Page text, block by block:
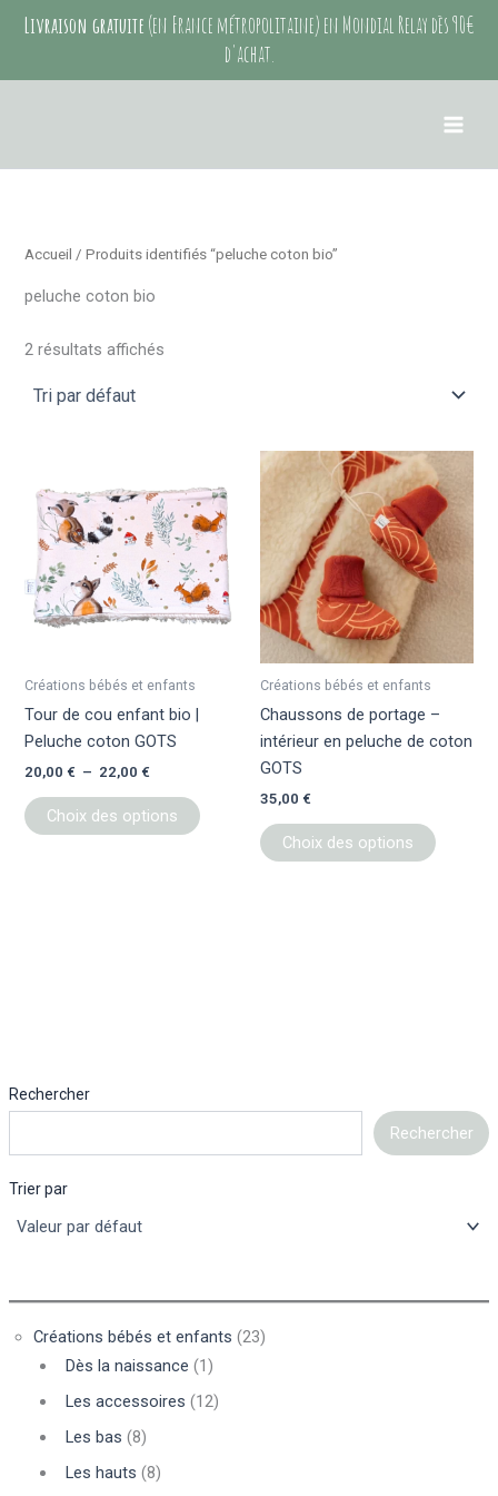
Livraison gratuite (en France métropolitaine) en Mondial Relay dès 90€
d'achat.
Aller
Rechercher
Rechercher
Trier par
Créations bébés et enfants (23)
Dès la naissance (1)
Les accessoires (12)
Les bas (8)
Les hauts (8)
Accueil / Produits identifiés “peluche coton bio”
peluche coton bio
2 résultats affichés
Créations bébés et enfants
Tour de cou enfant bio |
Peluche coton GOTS
20,00 € – 22,00 €
prix :
20,00 €
à
22,00 €
Choix des options
produit
a
plusieurs
variations.
Les
options
du
Créations bébés et enfants
Chaussons de portage –
intérieur en peluche de coton
GOTS
35,00 €
Choix des options
produit
a
produit